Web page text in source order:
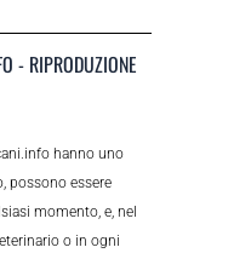
- RIPRODUZIONE
hanno uno
possono essere
momento, e, nel
o in ogni